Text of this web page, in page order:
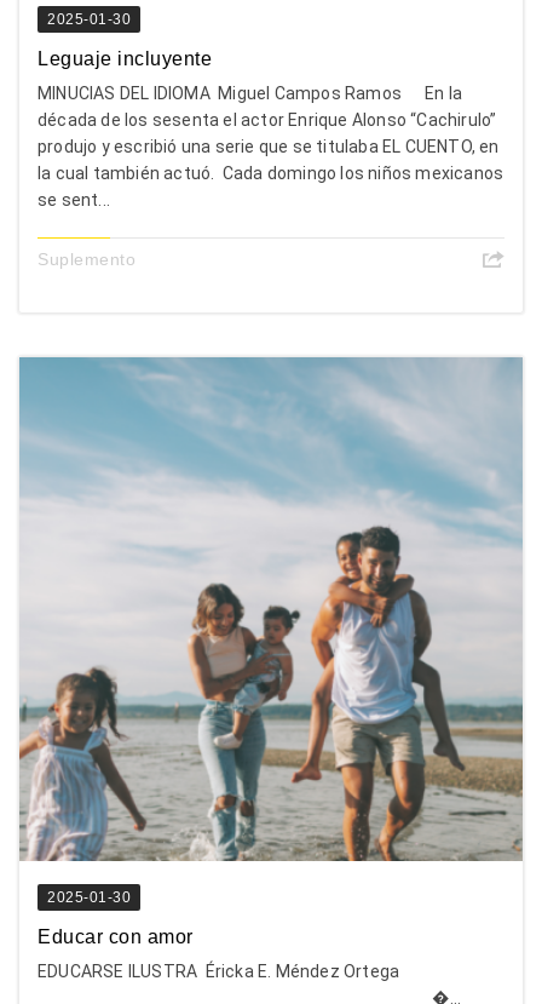
2025-01-30
Leguaje incluyente
MINUCIAS DEL IDIOMA Miguel Campos Ramos En la
década de los sesenta el actor Enrique Alonso “Cachirulo”
produjo y escribió una serie que se titulaba EL CUENTO, en
la cual también actuó. Cada domingo los niños mexicanos
se sent...
Suplemento
2025-01-30
Educar con amor
EDUCARSE ILUSTRA Éricka E. Méndez Ortega
�...